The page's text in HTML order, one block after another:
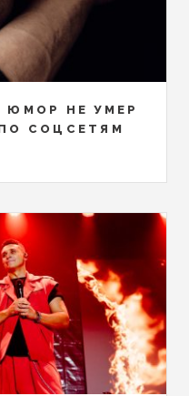
ЮМОР НЕ УМЕР
СОЦСЕТЯМ